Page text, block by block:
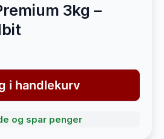
3kg –
i handlekurv
og spar penger